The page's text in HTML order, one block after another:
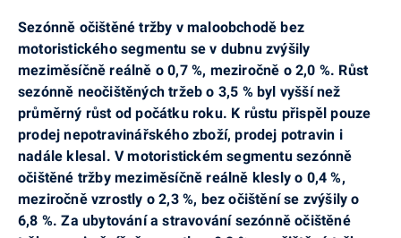
Sezónně očištěné tržby v maloobchodě bez
motoristického segmentu se v dubnu zvýšily
meziměsíčně reálně o 0,7 %, meziročně o 2,0 %. Růst
sezónně neočištěných tržeb o 3,5 % byl vyšší než
průměrný růst od počátku roku. K růstu přispěl pouze
prodej nepotravinářského zboží, prodej potravin i
nadále klesal. V motoristickém segmentu sezónně
očištěné tržby meziměsíčně reálně klesly o 0,4 %,
meziročně vzrostly o 2,3 %, bez očištění se zvýšily o
6,8 %. Za ubytování a stravování sezónně očištěné